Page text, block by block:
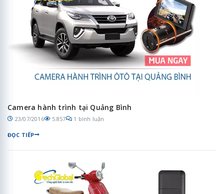
Camera hành trình tại Quảng Bình
23/07/2016 5.857 1 bình luận
ĐỌC TIẾP